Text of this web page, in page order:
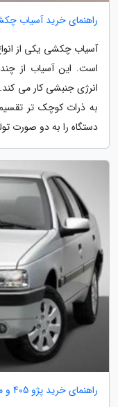
راهنمای خرید آسیاب
آسیاب چکشی یکی از
است. این آسیاب از
انرژی جنبشی کار می
به ذرات کوچک تر
دستگاه را به دو صورت
راهنمای خرید پژو 405 و مقایسه انواع تیپ های آن